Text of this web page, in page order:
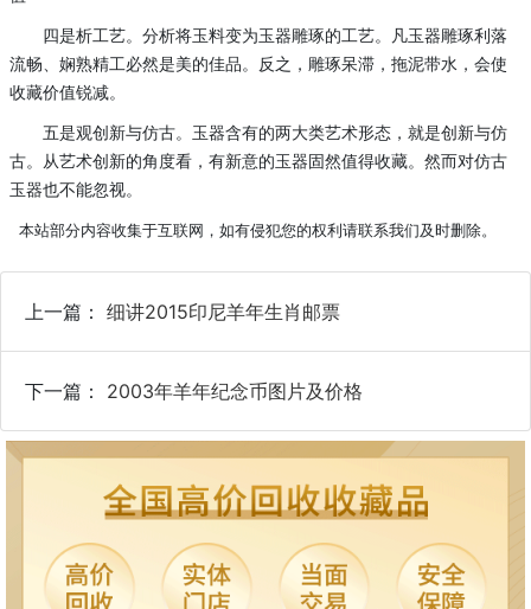
四是析工艺。分析将玉料变为玉器雕琢的工艺。凡玉器雕琢利落
流畅、娴熟精工必然是美的佳品。反之，雕琢呆滞，拖泥带水，会使
收藏价值锐减。
五是观创新与仿古。玉器含有的两大类艺术形态，就是创新与仿
古。从艺术创新的角度看，有新意的玉器固然值得收藏。然而对仿古
玉器也不能忽视。
本站部分内容收集于互联网，如有侵犯您的权利请联系我们及时删除。
上一篇： 细讲2015印尼羊年生肖邮票
下一篇： 2003年羊年纪念币图片及价格